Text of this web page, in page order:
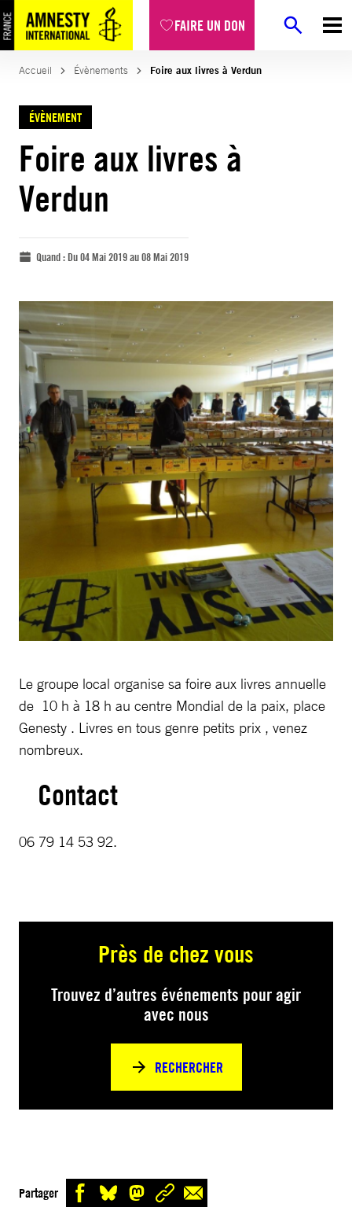
FAIRE UN DON
Accueil Évènements Foire aux livres à Verdun
ÉVÈNEMENT
Foire aux livres à
Verdun
Quand :Du 04 Mai 2019 au 08 Mai 2019
Le groupe local organise sa foire aux livres annuelle
de 10 h à 18 h au centre Mondial de la paix, place
Genesty . Livres en tous genre petits prix , venez
nombreux.
Contact
06 79 14 53 92.
Près de chez vous
Trouvez d’autres événements pour agir
avec nous
RECHERCHER
Partager